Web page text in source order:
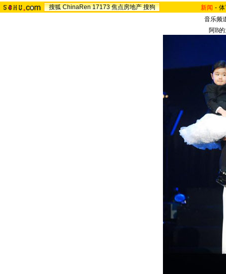
搜狐 ChinaRen 17173 焦点房地产 搜狗 新闻 -
音乐频
阿B